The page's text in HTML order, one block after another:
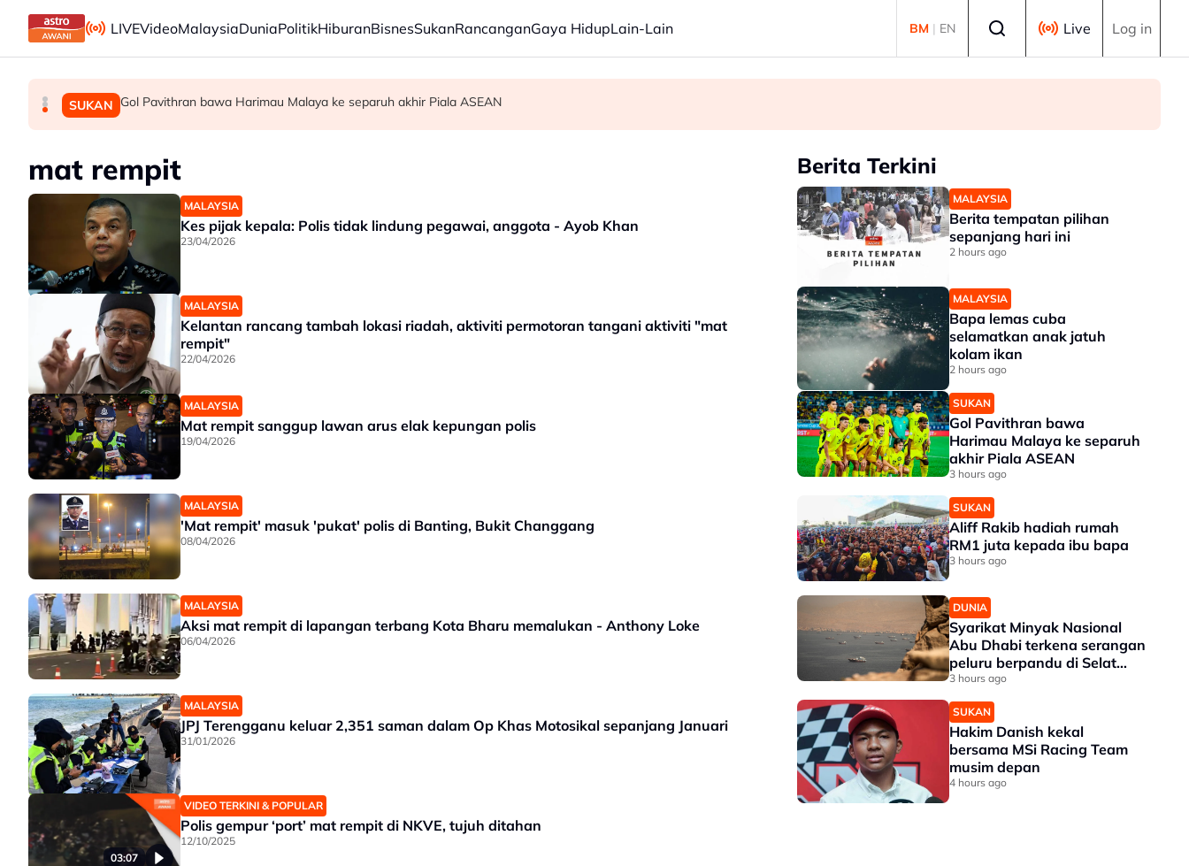
Skip to main content
LIVEVideoMalaysiaDuniaPolitikHiburanBisnesSukanRancanganGaya HidupLain-Lain BM | EN Live Log in
MALAYSIA Berita tempatan pilihan sepanjang hari ini
MALAYSIA Bapa lemas cuba selamatkan anak jatuh kolam ikan
SUKAN Gol Pavithran bawa Harimau Malaya ke separuh akhir Piala ASEAN
mat rempit
MALAYSIA
Kes pijak kepala: Polis tidak lindung pegawai, anggota - Ayob Khan
23/04/2026
MALAYSIA
Kelantan rancang tambah lokasi riadah, aktiviti permotoran tangani aktiviti "mat
rempit"
22/04/2026
MALAYSIA
Mat rempit sanggup lawan arus elak kepungan polis
19/04/2026
MALAYSIA
'Mat rempit' masuk 'pukat' polis di Banting, Bukit Changgang
08/04/2026
MALAYSIA
Aksi mat rempit di lapangan terbang Kota Bharu memalukan - Anthony Loke
06/04/2026
MALAYSIA
JPJ Terengganu keluar 2,351 saman dalam Op Khas Motosikal sepanjang Januari
31/01/2026
03:07
VIDEO TERKINI & POPULAR
Polis gempur ‘port’ mat rempit di NKVE, tujuh ditahan
12/10/2025
Berita Terkini
MALAYSIA
Berita tempatan pilihan
sepanjang hari ini
2 hours ago
MALAYSIA
Bapa lemas cuba
selamatkan anak jatuh
kolam ikan
2 hours ago
SUKAN
Gol Pavithran bawa
Harimau Malaya ke separuh
akhir Piala ASEAN
3 hours ago
SUKAN
Aliff Rakib hadiah rumah
RM1 juta kepada ibu bapa
3 hours ago
DUNIA
Syarikat Minyak Nasional
Abu Dhabi terkena serangan
peluru berpandu di Selat
Hormuz
3 hours ago
SUKAN
Hakim Danish kekal
bersama MSi Racing Team
musim depan
4 hours ago